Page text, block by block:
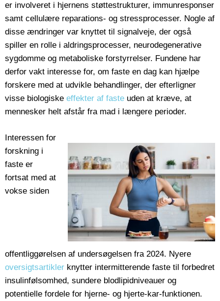
er involveret i hjernens støttestrukturer, immunresponser
samt cellulære reparations- og stressprocesser. Nogle af
disse ændringer var knyttet til signalveje, der også
spiller en rolle i aldringsprocesser, neurodegenerative
sygdomme og metaboliske forstyrrelser. Fundene har
derfor vakt interesse for, om faste en dag kan hjælpe
forskere med at udvikle behandlinger, der efterligner
visse biologiske effekter af faste uden at kræve, at
mennesker helt afstår fra mad i længere perioder.
Interessen for
forskning i
faste er
fortsat med at
vokse siden
offentliggørelsen af undersøgelsen fra 2024. Nyere
oversigtsartikler knytter intermitterende faste til forbedret
insulinfølsomhed, sundere blodlipidniveauer og
potentielle fordele for hjerne- og hjerte-kar-funktionen.